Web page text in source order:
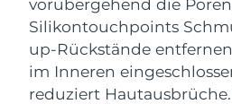
vorübergehend die
Silikontouchpoints
up-Rückstände
im Inneren
reduziert
Réunion
Rumänien
Russland